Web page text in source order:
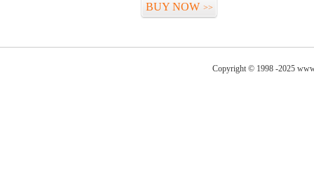
BUY NOW >>
Copyright © 1998 -2025